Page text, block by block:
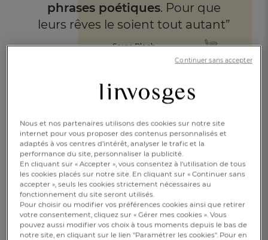
phrases poétiques. Pour que
leurs rêves le soient tout autant”
Serge Bloch
Comme une œuvre d’art, la parure de
lit dévoile un couple d’amoureux,
dans un tableau champêtre inspiré
des vers passionnés de Rimbaud et
de son poème “Sensation”.
Nous et nos partenaires utilisons des cookies sur notre site
internet pour vous proposer des contenus personnalisés et
adaptés à vos centres d’intérêt, analyser le trafic et la
performance du site, personnaliser la publicité.
En cliquant sur « Accepter », vous consentez à l'utilisation de tous
les cookies placés sur notre site. En cliquant sur « Continuer sans
accepter », seuls les cookies strictement nécessaires au
fonctionnement du site seront utilisés.
Pour choisir ou modifier vos préférences cookies ainsi que retirer
votre consentement, cliquez sur « Gérer mes cookies ». Vous
pouvez aussi modifier vos choix à tous moments depuis le bas de
notre site, en cliquant sur le lien "Paramétrer les cookies". Pour en
Continuer sans accepter